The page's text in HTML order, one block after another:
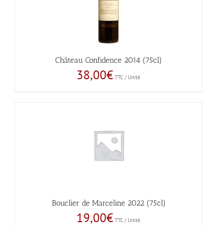
Château Confidence 2014 (75cl)
38,00€ TTC / Unité
Bouclier de Marceline 2022 (75cl)
19,00€ TTC / Unité